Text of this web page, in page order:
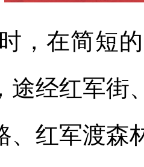
时，在简短
途经红军街
、红军渡森